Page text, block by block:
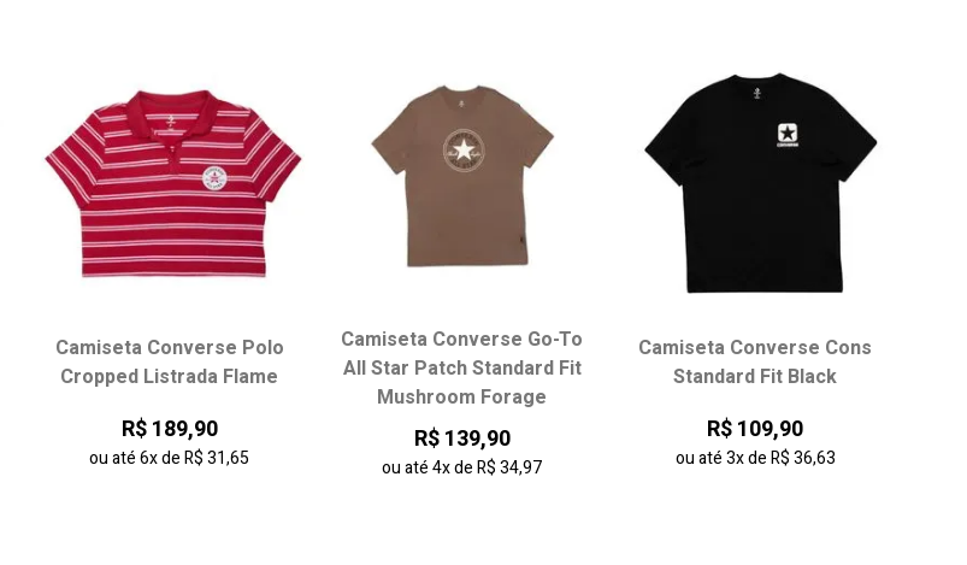
Escolha seu tamanho:
PP
P M
G
GG
Camiseta Converse Polo
Cropped Listrada Flame
R$ 189,90
ou até6xdeR$ 31,65
Camiseta Converse Go-To
All Star Patch Standard Fit
Mushroom Forage
R$ 139,90
ou até4xdeR$ 34,97
Camiseta Converse Cons
Standard Fit Black
R$ 109,90
ou até3xdeR$ 36,63